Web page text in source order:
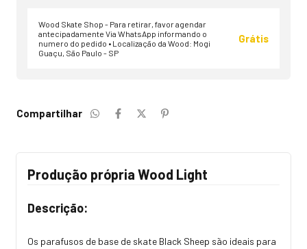
Wood Skate Shop - Para retirar, favor agendar
antecipadamente Via WhatsApp informando o
numero do pedido • Localização da Wood: Mogi
Guaçu, São Paulo - SP
Grátis
Compartilhar
Produção própria Wood Light
Descrição:
Os parafusos de base de skate Black Sheep são ideais para